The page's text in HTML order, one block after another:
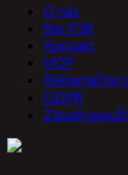
O nás
Bar P38
Kontakt
VOP
Reklamačný
GDPR
Zásady